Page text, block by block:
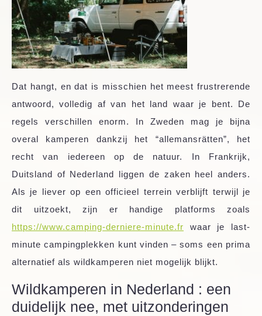
Dat hangt, en dat is misschien het meest frustrerende
antwoord, volledig af van het land waar je bent. De
regels verschillen enorm. In Zweden mag je bijna
overal kamperen dankzij het “allemansrätten”, het
recht van iedereen op de natuur. In Frankrijk,
Duitsland of Nederland liggen de zaken heel anders.
Als je liever op een officieel terrein verblijft terwijl je
dit uitzoekt, zijn er handige platforms zoals
https://www.camping-derniere-minute.fr waar je last-
minute campingplekken kunt vinden – soms een prima
alternatief als wildkamperen niet mogelijk blijkt.
Wildkamperen in Nederland : een
duidelijk nee, met uitzonderingen